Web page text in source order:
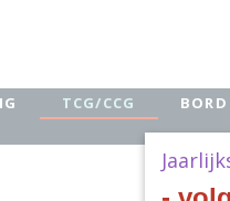
TCG/CCG BORD